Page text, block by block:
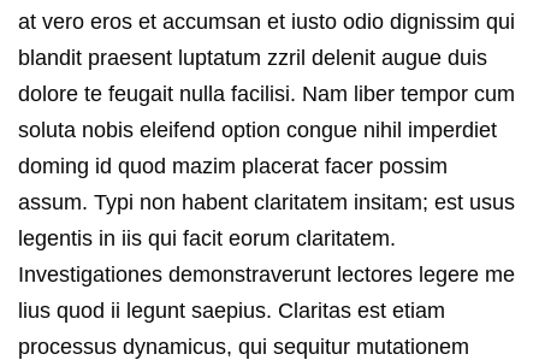
at vero eros et accumsan et iusto odio dignissim qui
blandit praesent luptatum zzril delenit augue duis
dolore te feugait nulla facilisi. Nam liber tempor cum
soluta nobis eleifend option congue nihil imperdiet
doming id quod mazim placerat facer possim
assum. Typi non habent claritatem insitam; est usus
legentis in iis qui facit eorum claritatem.
Investigationes demonstraverunt lectores legere me
lius quod ii legunt saepius. Claritas est etiam
processus dynamicus, qui sequitur mutationem